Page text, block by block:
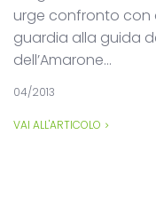
urge confronto con
guardia alla guida
dell’Amarone...
04/2013
VAI ALL'ARTICOLO